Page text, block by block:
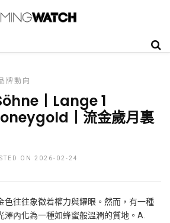
牌動向
丨Lange 1
丨流金歲月裏
ON 2026-02-24
色往往象徵着權力與耀眼。然而，有一種
澤內化為一種如蜂蜜般溫潤的質地。A.